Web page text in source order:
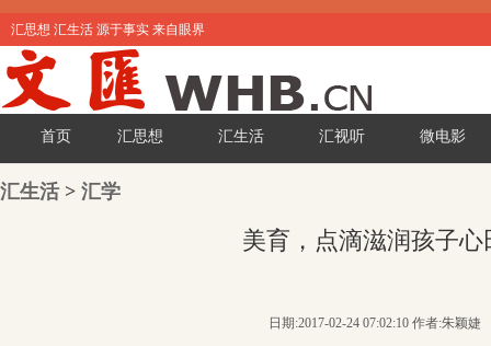
汇思想 汇生活 源于事实 来自眼界
首页 汇思想 汇生活 汇视听 微电影
汇生活> 汇学
美育，点滴滋润孩子心
日期:2017-02-24 07:02:10 作者:朱颖婕